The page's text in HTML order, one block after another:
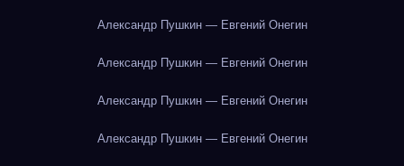
Александр Пушкин — Евгений Онегин
Александр Пушкин — Евгений Онегин
Александр Пушкин — Евгений Онегин
Александр Пушкин — Евгений Онегин